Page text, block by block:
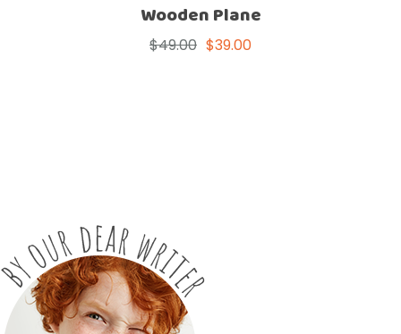
Wooden Plane
$49.00 $39.00